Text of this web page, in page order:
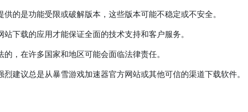
的是功能受限或破解版本，这些版本可能不稳定或不安全。
站下载的应用才能保证全面的技术支持和客户服务。
的，在许多国家和地区可能会面临法律责任。
建议总是从暴雪游戏加速器官方网站或其他可信的渠道下载软件。